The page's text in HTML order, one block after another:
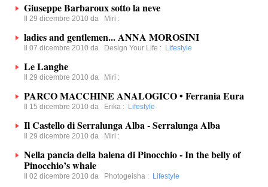
Giuseppe Barbaroux sotto la neve
Il 29 dicembre 2010 da Miri :
ladies and gentlemen... ANNA MOROSINI
Il 07 dicembre 2010 da Design Your Life : Lifestyle
Le Langhe
Il 29 dicembre 2010 da Miri :
PARCO MACCHINE ANALOGICO • Ferrania Eura
Il 15 dicembre 2010 da Erika : Lifestyle
Il Castello di Serralunga Alba - Serralunga Alba
Il 29 dicembre 2010 da Miri :
Nella pancia della balena di Pinocchio - In the belly of
Pinocchio’s whale
Il 02 dicembre 2010 da Photogeisha : Lifestyle